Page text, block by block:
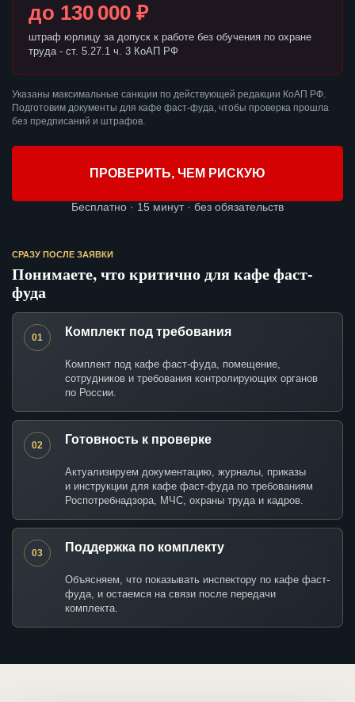
до 130 000 ₽
штраф юрлицу за допуск к работе без обучения по охране
труда - ст. 5.27.1 ч. 3 КоАП РФ
Указаны максимальные санкции по действующей редакции КоАП РФ.
Подготовим документы для кафе фаст-фуда, чтобы проверка прошла
без предписаний и штрафов.
ПРОВЕРИТЬ, ЧЕМ РИСКУЮ
Бесплатно · 15 минут · без обязательств
СРАЗУ ПОСЛЕ ЗАЯВКИ
Понимаете, что критично для кафе фаст-
фуда
01 Комплект под требования
Комплект под кафе фаст-фуда, помещение,
сотрудников и требования контролирующих органов
по России.
02 Готовность к проверке
Актуализируем документацию, журналы, приказы
и инструкции для кафе фаст-фуда по требованиям
Роспотребнадзора, МЧС, охраны труда и кадров.
03 Поддержка по комплекту
Объясняем, что показывать инспектору по кафе фаст-
фуда, и остаемся на связи после передачи
комплекта.